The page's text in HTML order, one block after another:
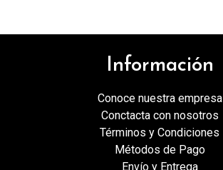
Información
Conoce nuestra empresa
Conctacta con nosotros
Términos y Condiciones
Métodos de Pago
Envío y Entrega